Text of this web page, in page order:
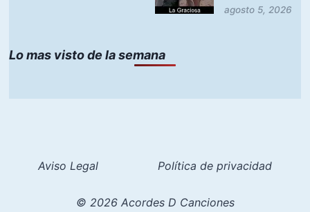
agosto 5, 2026
Lo mas visto de la semana
Aviso Legal Política de privacidad
© 2026 Acordes D Canciones